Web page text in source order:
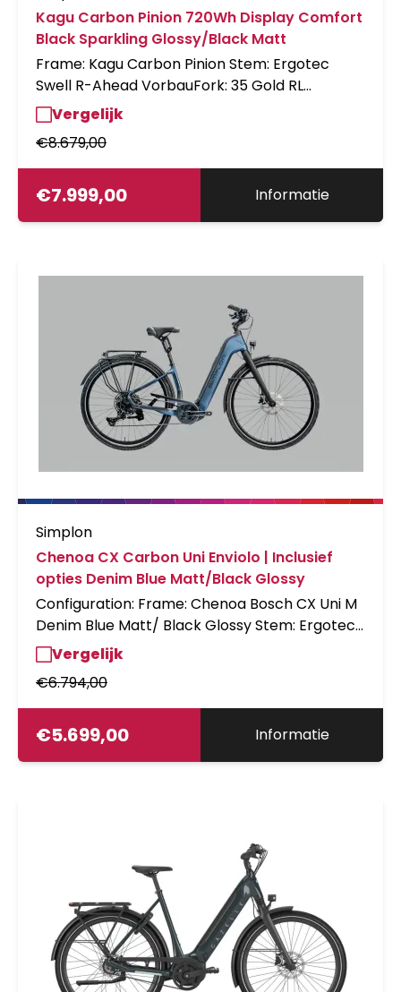
Kagu Carbon Pinion 720Wh Display Comfort
Black Sparkling Glossy/Black Matt
Frame: Kagu Carbon Pinion Stem: Ergotec
Swell R-Ahead VorbauFork: 35 Gold RL
80mmBrakes: Shimano Cues Display: FIT
Rem.Basic+Display Comfort KCPFenders: SB
Alumee;RS35;62;KCP Bike lock: Rahmenschloss
Abus 6950 Saddle: Sportourer GARDA Gel Flow
ManSeatpost: BikeYoke Revive, 125mm,
Vergelijk
€8.679,00
€7.999,00 Informatie
Simplon
Chenoa CX Carbon Uni Enviolo | Inclusief
opties Denim Blue Matt/Black Glossy
Configuration: Frame: Chenoa Bosch CX Uni M
Denim Blue Matt/ Black Glossy Stem: Ergotec
Swell R-Ahead Vorbau Spacers: 40mm Spacer
Stemcover Acros Shiftcomponents: Env.
HD;Mechanisch;Riemen;CHP-BES3 Display:
BES3 Intuvia 100 Carrier: GT
LogoAlu;SnIt2;DM;Topl.DC;oLiKa Chain guard:
Vergelijk
€6.794,00
€5.699,00 Informatie